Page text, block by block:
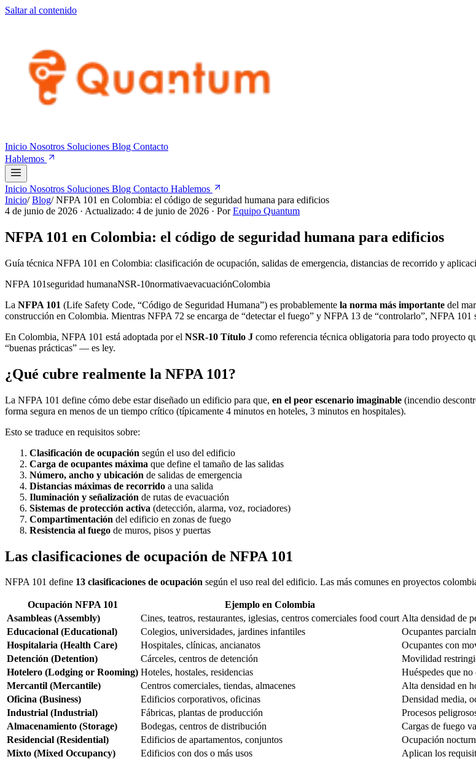
Saltar al contenido
Inicio Nosotros Soluciones Blog Contacto
Hablemos
Inicio Nosotros Soluciones Blog Contacto Hablemos
Inicio/ Blog/ NFPA 101 en Colombia: el código de seguridad humana para edificios
4 de junio de 2026 · Actualizado: 4 de junio de 2026 · PorEquipo Quantum
NFPA 101 en Colombia: el código de seguridad humana para edificios
Guía técnica NFPA 101 en Colombia: clasificación de ocupación, salidas de emergencia, distancias de recorrido y
NFPA 101seguridad humanaNSR-10normativaevacuaciónColombia
La NFPA 101 (Life Safety Code, “Código de Seguridad Humana”) es probablemente la norma más importante del
construcción en Colombia. Mientras NFPA 72 se encarga de “detectar el fuego” y NFPA 13 de “controlarlo”, NFPA 101
En Colombia, NFPA 101 está adoptada por el NSR-10 Título J como referencia técnica obligatoria para todo proyecto
“buenas prácticas” — es ley.
¿Qué cubre realmente la NFPA 101?
La NFPA 101 define cómo debe estar diseñado un edificio para que, en el peor escenario imaginable (incendio
forma segura en menos de un tiempo crítico (típicamente 4 minutos en hoteles, 3 minutos en hospitales).
Esto se traduce en requisitos sobre:
Clasificación de ocupación según el uso del edificio
Carga de ocupantes máxima que define el tamaño de las salidas
Número, ancho y ubicación de salidas de emergencia
Distancias máximas de recorrido a una salida
Iluminación y señalización de rutas de evacuación
Sistemas de protección activa (detección, alarma, voz, rociadores)
Compartimentación del edificio en zonas de fuego
Resistencia al fuego de muros, pisos y puertas
Las clasificaciones de ocupación de NFPA 101
NFPA 101 define 13 clasificaciones de ocupación según el uso real del edificio. Las más comunes en proyectos
Ocupación NFPA 101 Ejemplo en Colombia
Asambleas (Assembly)
Cines, teatros, restaurantes, iglesias, centros comerciales food court Alta densidad de
Educacional (Educational)
Colegios, universidades, jardines infantiles
Ocupantes
Hospitalaria (Health Care)
Hospitales, clínicas, ancianatos
Ocupantes con
Detención (Detention)
Cárceles, centros de detención
Movilidad
Hotelero (Lodging or Rooming) Hoteles, hostales, residencias
Huéspedes que
Mercantil (Mercantile)
Centros comerciales, tiendas, almacenes
Alta densidad en
Oficina (Business)
Edificios corporativos, oficinas
Densidad media,
Industrial (Industrial)
Fábricas, plantas de producción
Procesos
Almacenamiento (Storage)
Bodegas, centros de distribución
Cargas de fuego
Residencial (Residential)
Edificios de apartamentos, conjuntos
Ocupación
Mixto (Mixed Occupancy)
Edificios con dos o más usos Aplican los